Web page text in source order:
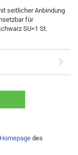
seitlicher Anbindung
für
SU=1 St.
Homepage des